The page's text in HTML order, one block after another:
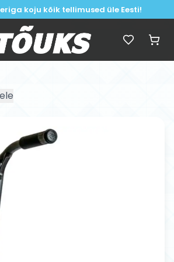
koju kõik tellimused üle Eesti!